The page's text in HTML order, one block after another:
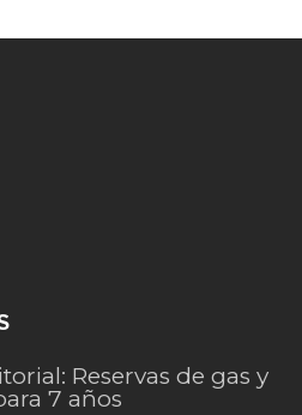
Reservas de gas y
7 años